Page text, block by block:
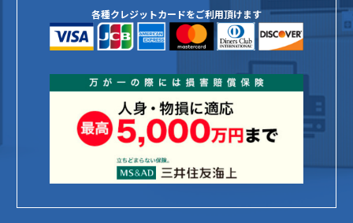
各種クレジットカードをご利用頂けます